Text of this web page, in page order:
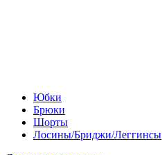
Юбки
Брюки
Шорты
Лосины/Бриджи/Леггинсы